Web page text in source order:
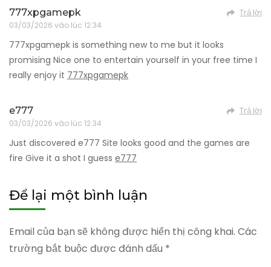
777xpgamepk
03/03/2026 vào lúc 12:34
Trả lời
777xpgamepk is something new to me but it looks
promising Nice one to entertain yourself in your free time I
really enjoy it 777xpgamepk
e777
03/03/2026 vào lúc 12:34
Trả lời
Just discovered e777 Site looks good and the games are
fire Give it a shot I guess e777
Để lại một bình luận
Email của bạn sẽ không được hiển thị công khai. Các
trường bắt buộc được đánh dấu *